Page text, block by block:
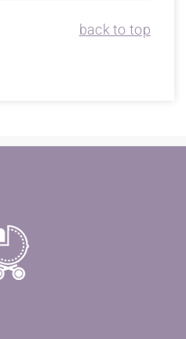
back to top